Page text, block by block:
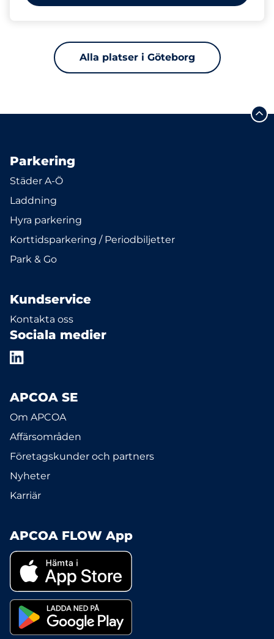
Alla platser i Göteborg
Parkering
Städer A-Ö
Laddning
Hyra parkering
Korttidsparkering / Periodbiljetter
Park & Go
Kundservice
Kontakta oss
Sociala medier
APCOA SE
Om APCOA
Affärsområden
Företagskunder och partners
Nyheter
Karriär
APCOA FLOW App